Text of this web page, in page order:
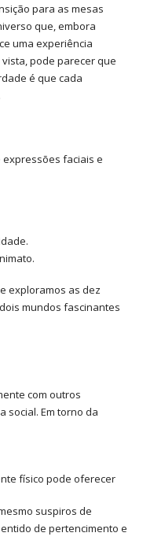
para as mesas
que, embora
uma experiência
pode parecer que
é que cada
faciais e
exploramos as dez
mundos fascinantes
com outros
social. Em torno da
físico pode oferecer
suspiros de
de pertencimento e